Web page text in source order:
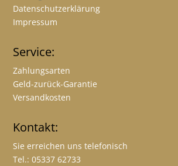
Datenschutzerklärung
Impressum
Service:
Zahlungsarten
Geld-zurück-Garantie
Versandkosten
Kontakt:
Sie erreichen uns telefonisch
Tel.: 05337 62733